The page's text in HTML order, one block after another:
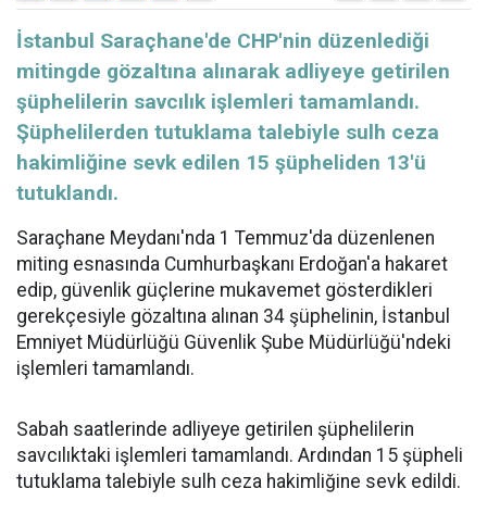
​​​​​​​İstanbul Saraçhane'de CHP'nin düzenlediği
mitingde gözaltına alınarak adliyeye getirilen
şüphelilerin savcılık işlemleri tamamlandı.
Şüphelilerden tutuklama talebiyle sulh ceza
hakimliğine sevk edilen 15 şüpheliden 13'ü
tutuklandı.
Saraçhane Meydanı'nda 1 Temmuz'da düzenlenen
miting esnasında Cumhurbaşkanı Erdoğan'a hakaret
edip, güvenlik güçlerine mukavemet gösterdikleri
gerekçesiyle gözaltına alınan 34 şüphelinin, İstanbul
Emniyet Müdürlüğü Güvenlik Şube Müdürlüğü'ndeki
işlemleri tamamlandı.
Sabah saatlerinde adliyeye getirilen şüphelilerin
savcılıktaki işlemleri tamamlandı. Ardından 15 şüpheli
tutuklama talebiyle sulh ceza hakimliğine sevk edildi.